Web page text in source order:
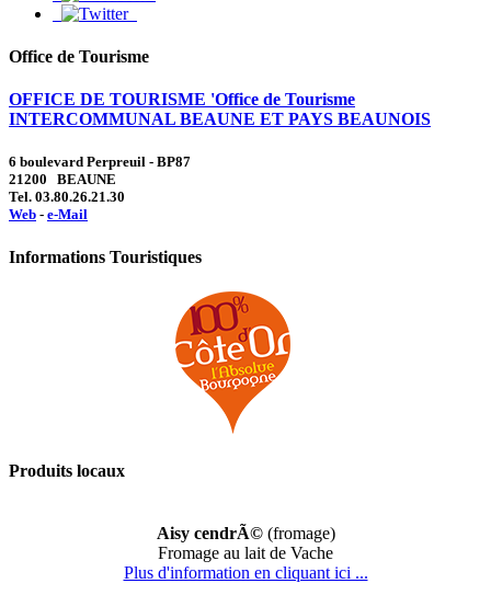
Office de Tourisme
OFFICE DE TOURISME 'Office de Tourisme
INTERCOMMUNAL BEAUNE ET PAYS BEAUNOIS
6 boulevard Perpreuil - BP87
21200 BEAUNE
Tel. 03.80.26.21.30
Web - e-Mail
Informations Touristiques
Produits locaux
Aisy cendrÃ©(fromage)
Fromage au lait de Vache
Plus d'information en cliquant ici ...